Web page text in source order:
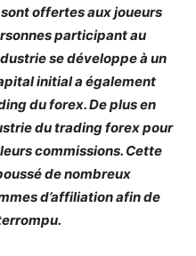
offertes aux joueurs
participant au
se développe à un
initial a également
du forex. De plus en
du trading forex pour
commissions. Cette
de nombreux
d’affiliation afin de